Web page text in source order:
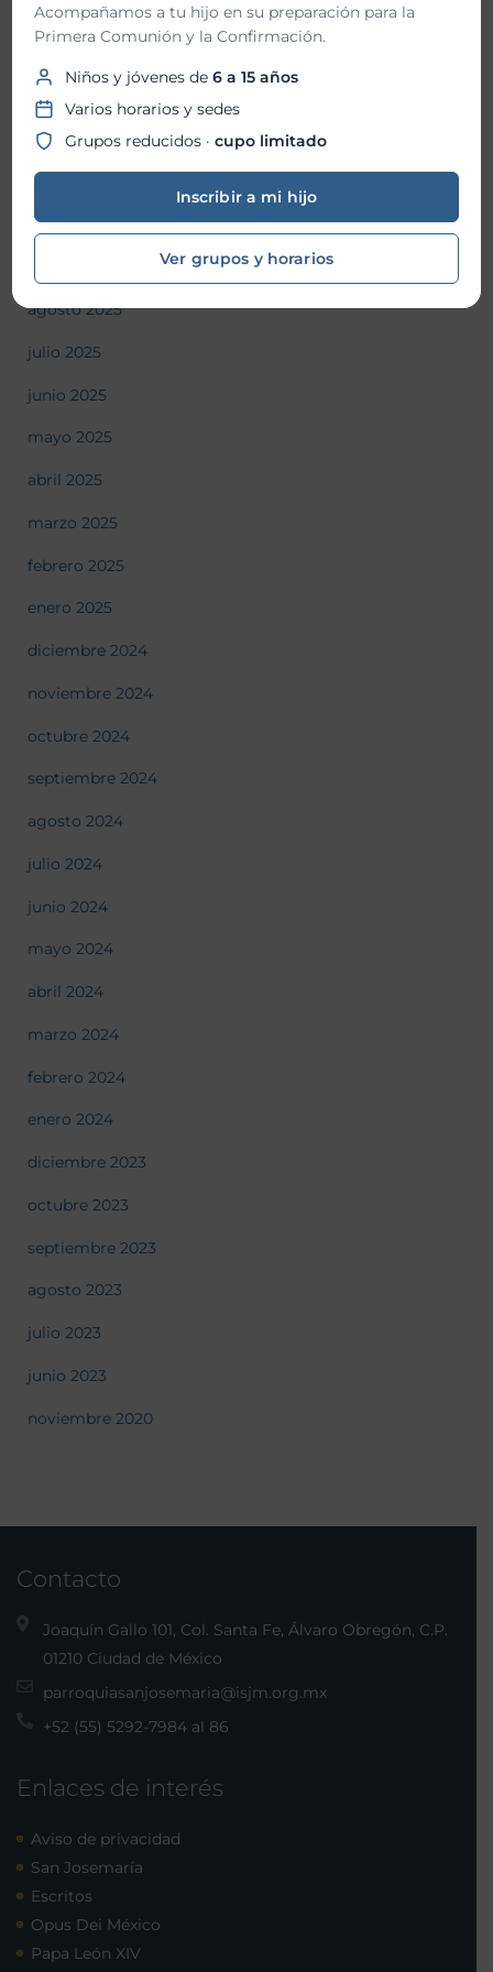
marzo 2026
enero 2026
diciembre 2025
noviembre 2025
octubre 2025
agosto 2025
julio 2025
junio 2025
mayo 2025
abril 2025
marzo 2025
febrero 2025
enero 2025
diciembre 2024
noviembre 2024
octubre 2024
septiembre 2024
agosto 2024
julio 2024
junio 2024
mayo 2024
abril 2024
marzo 2024
febrero 2024
enero 2024
diciembre 2023
octubre 2023
septiembre 2023
agosto 2023
julio 2023
junio 2023
noviembre 2020
Contacto
Joaquín Gallo 101, Col. Santa Fe, Álvaro Obregón, C.P.
01210 Ciudad de México
parroquiasanjosemaria@isjm.org.mx
+52 (55) 5292-7984 al 86
Enlaces de interés
Aviso de privacidad
San Josemaría
Escritos
Opus Dei México
Papa León XIV
Acompañamos a tu hijo en su preparación para la
Primera Comunión y la Confirmación.
Niños y jóvenes de6 a 15 años
Varios horarios y sedes
Grupos reducidos ·cupo limitado
Inscribir a mi hijo
Ver grupos y horarios